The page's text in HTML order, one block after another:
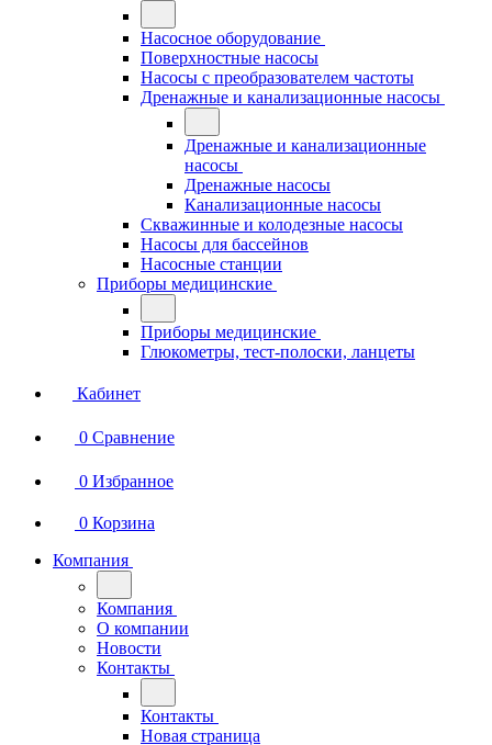
Насосное оборудование
Поверхностные насосы
Насосы с преобразователем частоты
Дренажные и канализационные насосы
Дренажные и канализационные
насосы
Дренажные насосы
Канализационные насосы
Скважинные и колодезные насосы
Насосы для бассейнов
Насосные станции
Приборы медицинские
Приборы медицинские
Глюкометры, тест-полоски, ланцеты
Кабинет
0 Сравнение
0 Избранное
0 Корзина
Компания
Компания
О компании
Новости
Контакты
Контакты
Новая страница